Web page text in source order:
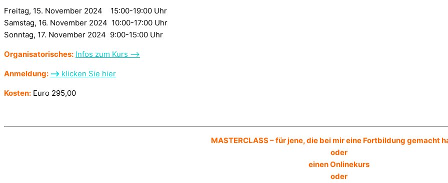
Freitag, 15. November 2024 15:00-19:00 Uhr
Samstag, 16. November 2024 10:00-17:00 Uhr
Sonntag, 17. November 2024 9:00-15:00 Uhr
Organisatorisches: Infos zum Kurs –>
Anmeldung: –> klicken Sie hier
Kosten: Euro 295,00
MASTERCLASS – für jene, die bei mir eine Fortbildung gemacht
oder
einen Onlinekurs
oder